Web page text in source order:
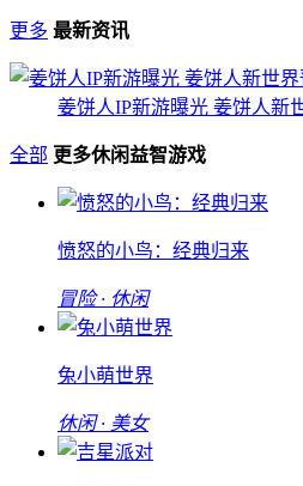
更多 最新资讯
姜饼人IP新游曝光 姜饼人新
全部 更多休闲益智游戏
愤怒的小鸟：经典归来
冒险 · 休闲
兔小萌世界
休闲 · 美女